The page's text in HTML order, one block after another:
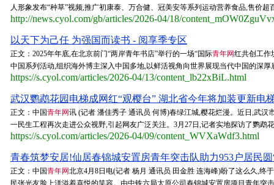
人形象发布“种草”视频,推广初康泰、万合健、冠美安等系列运动营养食品,售价
http://news.cyol.com/gb/articles/2026-04/18/
以天下为己任 为强国而读书 - 阅享季专区
正文：2025年年底,在北京前门“两岸青年书店”举行的一场“国际青年网红共创工作
中国系列活动,组织海外博主深入中国多地,以鲜活视角向世界展现当代中国的深
https://s.cyol.com/articles/2026-04/13/content_lb22xBiL.html
武汉鹦鹉花园电梯成网红“观樱台” 湖北省今年将加装更新电
正文：中国青年网讯 (记者 潘佳秀子 通讯员 何博)春绿江城,樱花烂漫。近日,武
一民生工程再次走进公众视野,引起网友广泛关注。3月27日,记者实地探访了鹦
https://s.cyol.com/articles/2026-04/09/content_WVXaWdf3.html
青春筑梦安居!仙居春锦城安置房青年突击队助力953户居民
正文：中国青年网北京4月8日电(记者 杨月 通讯员 田金胜 连海峰)盼了这么久,终
民张光友脸上洋溢着喜悦的笑容。由中铁六局太原公司春锦城安置房项目青年